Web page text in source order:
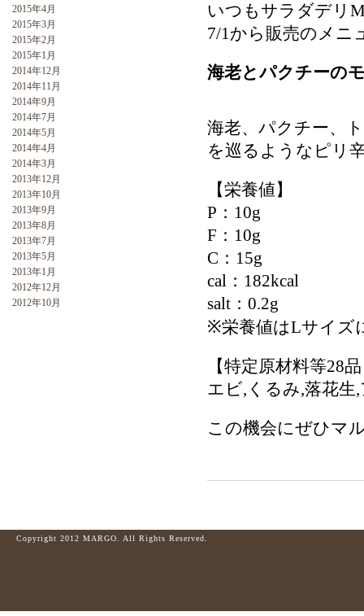
2015年4月
2015年3月
2015年2月
2015年1月
2014年12月
2014年11月
2014年9月
2014年7月
2014年5月
2014年4月
2014年3月
2013年12月
2013年10月
2013年9月
2013年8月
2013年7月
2013年5月
2013年1月
2012年12月
2012年10月
いつもサラダデリ
7/1から販売のメニ
海老とパクチーの
海老、パクチー、
を巡るようなピリ
【栄養値】
P：10g
F：10g
C：15g
cal：182kcal
salt：0.2g
※栄養値はLサイズ
【特定原材料等28
エビ,くるみ,落花
この機会にぜひマ
Copyright 2012 MARGO. All Rights Reserved.